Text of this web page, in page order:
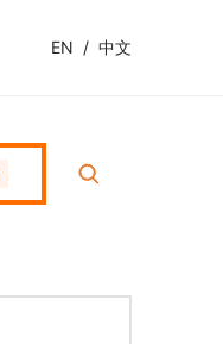
EN / 中文